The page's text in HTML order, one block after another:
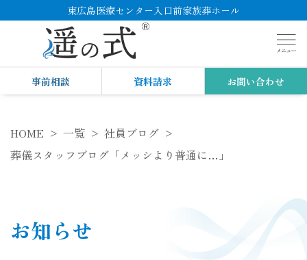
東広島医療センター入口前家族葬ホール
事前相談 資料請求 お問い合わせ
HOME 一覧
社員ブログ
葬儀スタッフブログ「メッシより普通に…」
お知らせ